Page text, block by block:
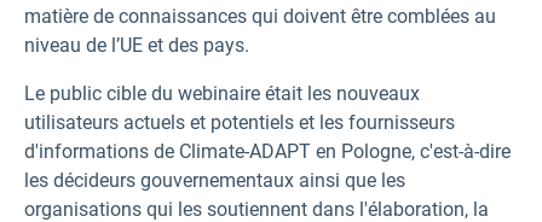
matière de connaissances qui doivent être comblées au
niveau de l’UE et des pays.
Le public cible du webinaire était les nouveaux
utilisateurs actuels et potentiels et les fournisseurs
d'informations de Climate-ADAPT en Pologne, c'est-à-dire
les décideurs gouvernementaux ainsi que les
organisations qui les soutiennent dans l'élaboration, la